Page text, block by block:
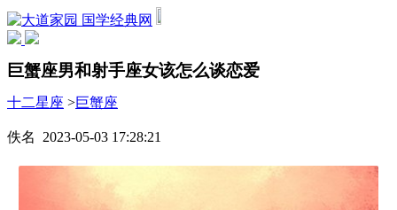
国学经典网
巨蟹座男和射手座女该怎么谈恋爱
十二星座 >巨蟹座
佚名 2023-05-03 17:28:21